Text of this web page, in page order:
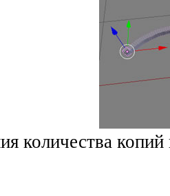
количества